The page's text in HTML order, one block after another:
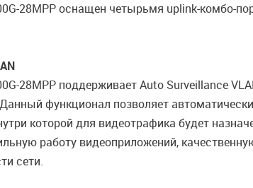
28MPP оснащен четырьмя uplink-комбо-
28MPP поддерживает Auto Surveillance
функционал позволяет
которой для видеотрафика будет
работу видеоприложений,
сети.